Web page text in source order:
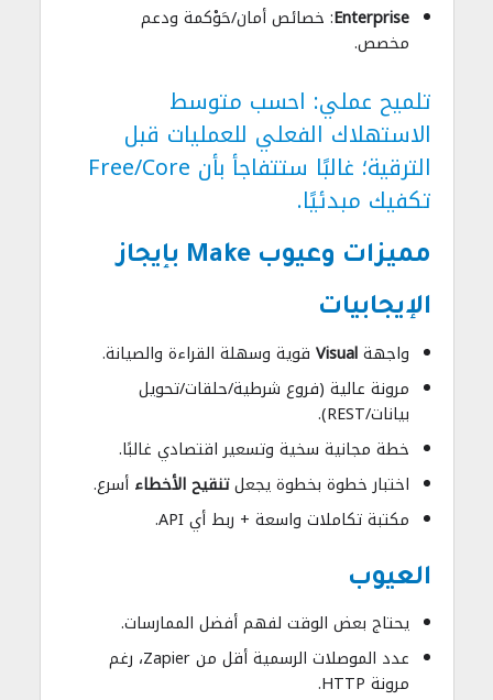
Enterprise: خصائص أمان/حَوْكمة ودعم
مخصص.
تلميح عملي: احسب متوسط
الاستهلاك الفعلي للعمليات قبل
الترقية؛ غالبًا ستتفاجأ بأن Free/Core
تكفيك مبدئيًا.
مميزات وعيوب Make بإيجاز
الإيجابيات
واجهةVisual قوية وسهلة القراءة والصيانة.
مرونة عالية (فروع شرطية/حلقات/تحويل
بيانات/REST).
خطة مجانية سخية وتسعير اقتصادي غالبًا.
اختبار خطوة بخطوة يجعلتنقيح الأخطاء أسرع.
مكتبة تكاملات واسعة + ربط أي API.
العيوب
يحتاج بعض الوقت لفهم أفضل الممارسات.
عدد الموصلات الرسمية أقل من Zapier، رغم
مرونة HTTP.